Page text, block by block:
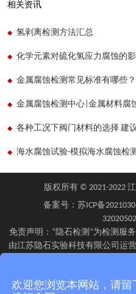
相关资讯
氢剥离检测方法汇总
化学元素对硫化氢应力腐蚀的
金属腐蚀检测常见标准有哪些？
金属腐蚀检测中心|金属材料腐
各种工况下阀门材料的选择 建
海水腐蚀试验-模拟海水腐蚀检
版权所有 © 2021-2022
备案号： 苏ICP备
免责声明：“隐石检测”为检测服
由江苏隐石实验科技有限公司运
石检验检测有限公司、四川隐石
校验有限公司在资质认定能力范
欢迎您浏览本网站，请